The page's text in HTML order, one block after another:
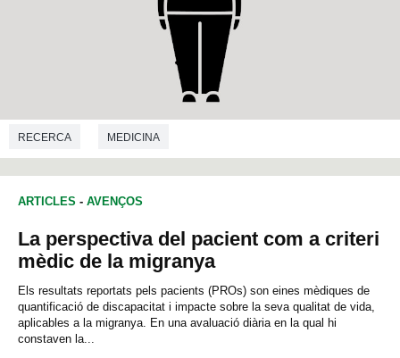
RECERCA MEDICINA
ARTICLES - AVENÇOS
La perspectiva del pacient com a criteri
mèdic de la migranya
Els resultats reportats pels pacients (PROs) son eines mèdiques de
quantificació de discapacitat i impacte sobre la seva qualitat de vida,
aplicables a la migranya. En una avaluació diària en la qual hi
constaven la...